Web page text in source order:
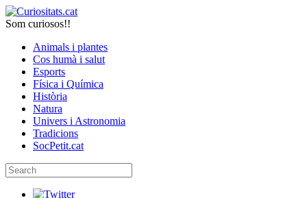
Som curiosos!!
Animals i plantes
Cos humà i salut
Esports
Física i Química
Història
Natura
Univers i Astronomia
Tradicions
SocPetit.cat